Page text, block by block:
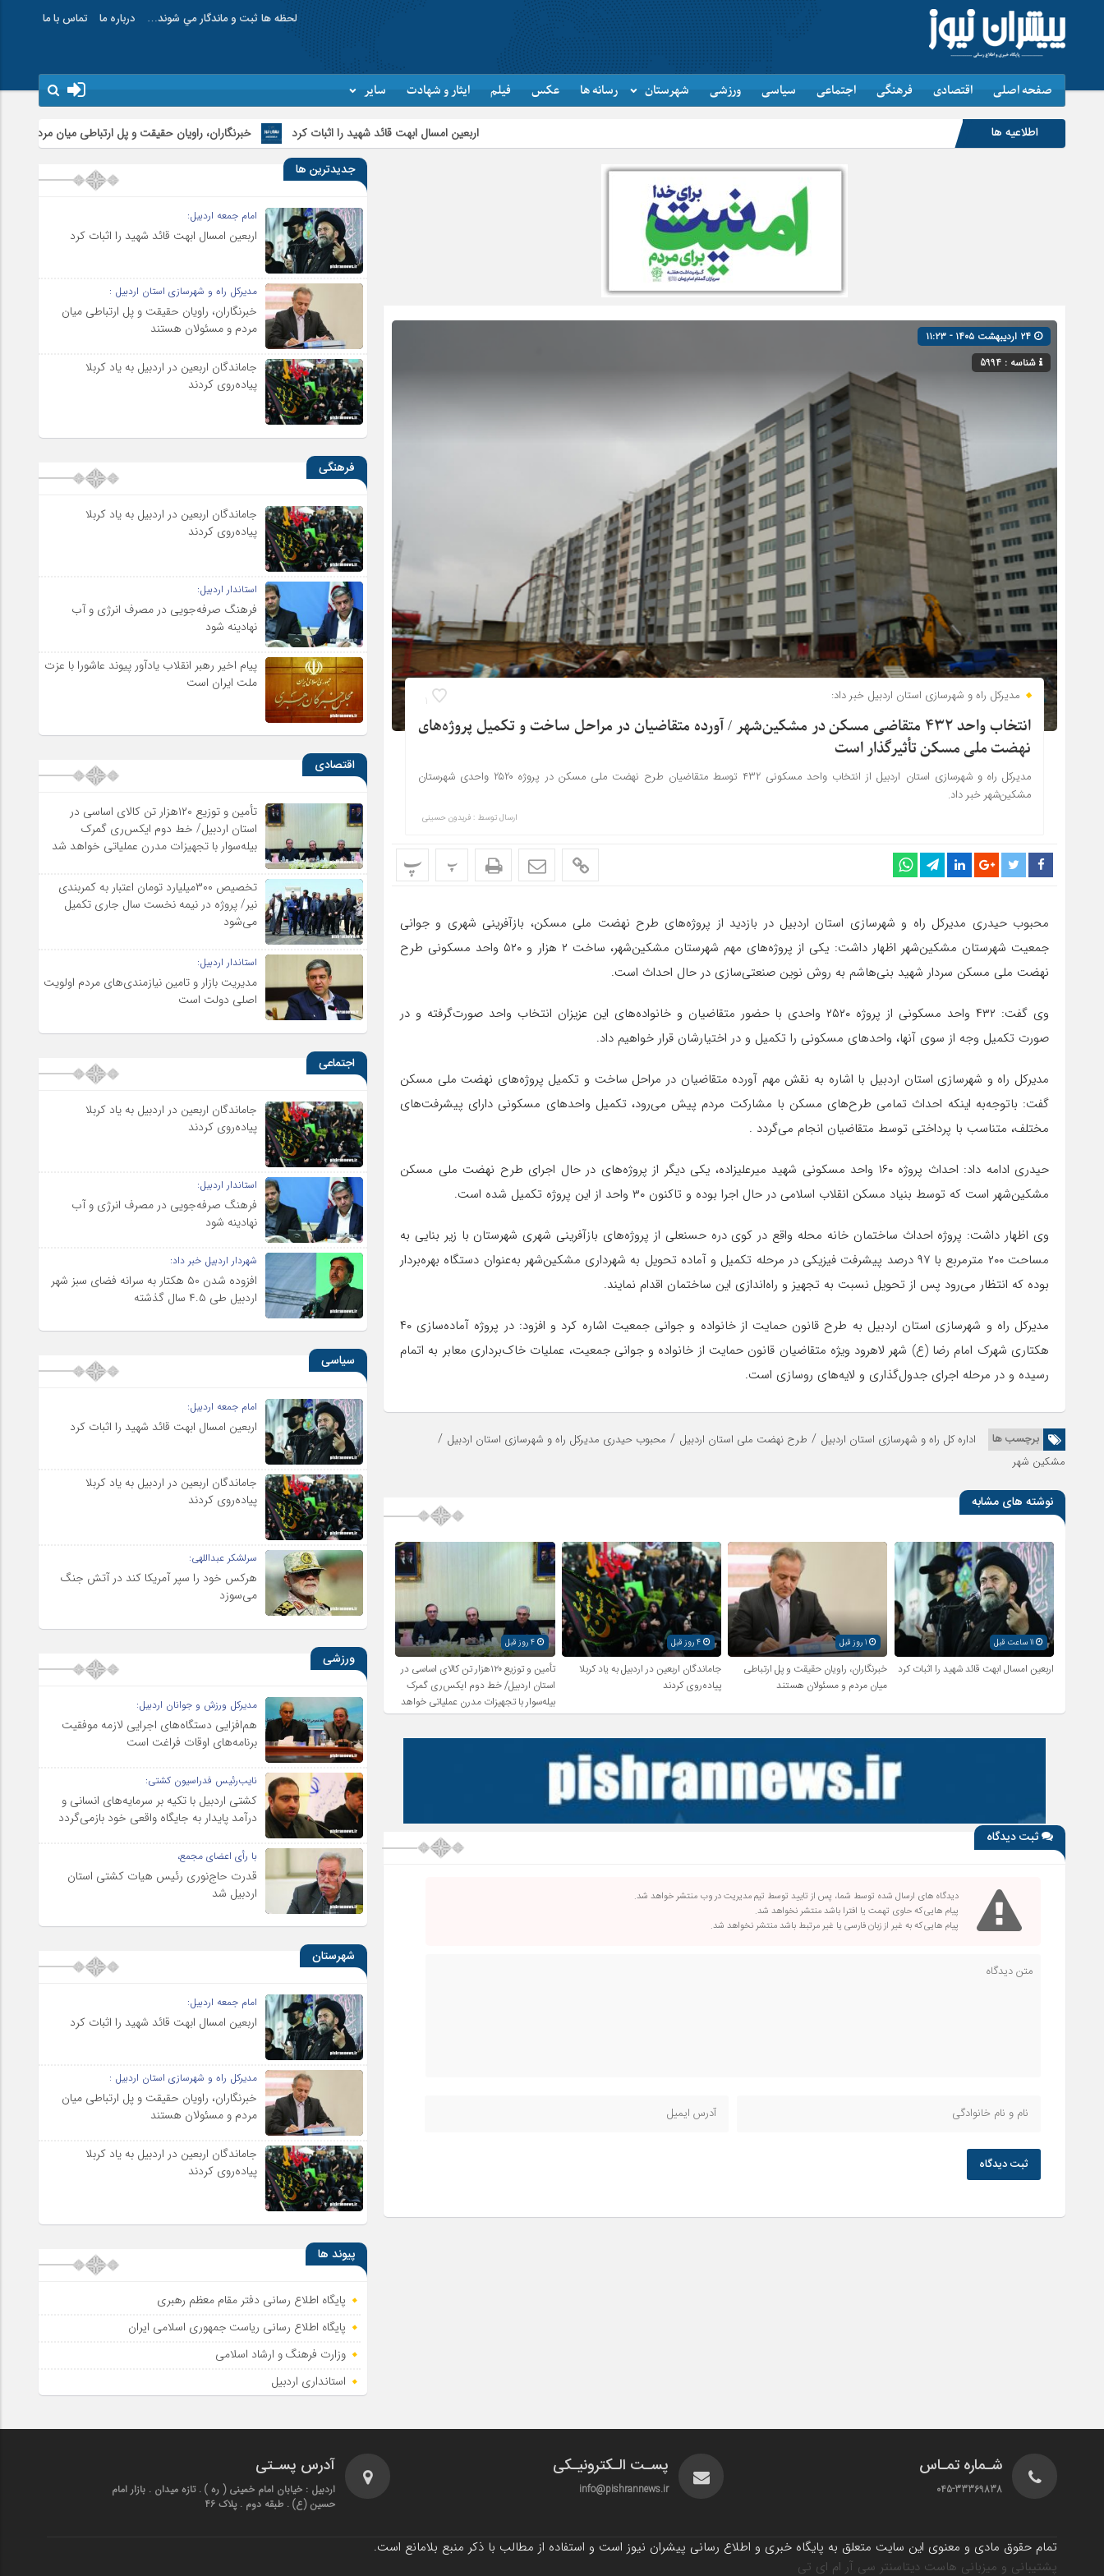
لحظه ها ثبت و ماندگار مي شوند… درباره ما تماس با ما
صفحه اصلی اقتصادی فرهنگی اجتماعی سیاسی ورزشی شهرستان رسانه ها عکس فیلم ایثار و شهادت سایر
اطلاعیه ها اربعین امسال ابهت قائد شهید را اثبات کرد خبرنگاران، راویان حقیقت و پل ارتباطی میان مردم و مسئولان هستند
شناسه : 5994
1 مدیرکل راه و شهرسازی استان اردبیل خبر داد:
انتخاب واحد ۴۳۲ متقاضی مسکن در مشکین‌شهر / آورده متقاضیان در مراحل ساخت و تکمیل پروژه‌های
نهضت ملی مسکن تأثیرگذار است
مدیرکل راه و شهرسازی استان اردبیل از انتخاب واحد مسکونی ۴۳۲ توسط متقاضیان طرح نهضت ملی مسکن در پروژه ۲۵۲۰ واحدی شهرستان
مشکین‌شهر خبر داد.
ارسال توسط : فریدون حسینی
پ پ
محبوب حیدری مدیرکل راه و شهرسازی استان اردبیل در بازدید از پروژه‌های طرح نهضت ملی مسکن، بازآفرینی شهری و جوانی
جمعیت شهرستان مشکین‌شهر اظهار داشت: یکی از پروژه‌های مهم شهرستان مشکین‌شهر، ساخت ۲ هزار و ۵۲۰ واحد مسکونی طرح
نهضت ملی مسکن سردار شهید بنی‌هاشم به روش نوین صنعتی‌سازی در حال احداث است.
وی گفت: ۴۳۲ واحد مسکونی از پروژه ۲۵۲۰ واحدی با حضور متقاضیان و خانواده‌های این عزیزان انتخاب واحد صورت‌گرفته و در
صورت تکمیل وجه از سوی آنها، واحدهای مسکونی را تکمیل و در اختیارشان قرار خواهیم داد.
مدیرکل راه و شهرسازی استان اردبیل با اشاره به نقش مهم آورده متقاضیان در مراحل ساخت و تکمیل پروژه‌های نهضت ملی مسکن
گفت: باتوجه‌به اینکه احداث تمامی طرح‌های مسکن با مشارکت مردم پیش می‌رود، تکمیل واحدهای مسکونی دارای پیشرفت‌های
مختلف، متناسب با پرداختی توسط متقاضیان انجام می‌گردد .
حیدری ادامه داد: احداث پروژه ۱۶۰ واحد مسکونی شهید میرعلیزاده، یکی دیگر از پروژه‌های در حال اجرای طرح نهضت ملی مسکن
مشکین‌شهر است که توسط بنیاد مسکن انقلاب اسلامی در حال اجرا بوده و تاکنون ۳۰ واحد از این پروژه تکمیل شده است.
وی اظهار داشت: پروژه احداث ساختمان خانه محله واقع در کوی دره حسنعلی از پروژه‌های بازآفرینی شهری شهرستان با زیر بنایی به
مساحت ۲۰۰ مترمربع با ۹۷ درصد پیشرفت فیزیکی در مرحله تکمیل و آماده تحویل به شهرداری مشکین‌شهر به‌عنوان دستگاه بهره‌بردار
بوده که انتظار می‌رود پس از تحویل نسبت به تجهیز و راه‌اندازی این ساختمان اقدام نمایند.
مدیرکل راه و شهرسازی استان اردبیل به طرح قانون حمایت از خانواده و جوانی جمعیت اشاره کرد و افزود: در پروژه آماده‌سازی ۴۰
هکتاری شهرک امام رضا (ع) شهر لاهرود ویژه متقاضیان قانون حمایت از خانواده و جوانی جمعیت، عملیات خاک‌برداری معابر به اتمام
رسیده و در مرحله اجرای جدول‌گذاری و لایه‌های روسازی است.
برچسب ها اداره کل راه و شهرسازی استان اردبیل / طرح نهضت ملی استان اردبیل / محبوب حیدری مدیرکل راه و شهرسازی استان اردبیل /
مشکین شهر
نوشته های مشابه
11 ساعت قبل
اربعین امسال ابهت قائد شهید را اثبات کرد
1 روز قبل
خبرنگاران، راویان حقیقت و پل ارتباطی
میان مردم و مسئولان هستند
4 روز قبل
جاماندگان اربعین در اردبیل به یاد کربلا
پیاده‌روی کردند
4 روز قبل
تأمین و توزیع ۱۲۰هزار تن کالای اساسی در
استان اردبیل/ خط دوم ایکس‌ری گمرک
بیله‌سوار با تجهیزات مدرن عملیاتی خواهد
شد
ثبت دیدگاه
دیدگاه های ارسال شده توسط شما، پس از تایید توسط تیم مدیریت در وب منتشر خواهد شد.
پیام هایی که حاوی تهمت یا افترا باشد منتشر نخواهد شد.
پیام هایی که به غیر از زبان فارسی یا غیر مرتبط باشد منتشر نخواهد شد.
ثبت دیدگاه
جدیدترین ها
امام جمعه اردبیل:
اربعین امسال ابهت قائد شهید را اثبات کرد
مدیرکل راه و شهرسازی استان اردبیل :
خبرنگاران، راویان حقیقت و پل ارتباطی میان
مردم و مسئولان هستند
جاماندگان اربعین در اردبیل به یاد کربلا
پیاده‌روی کردند
فرهنگی
جاماندگان اربعین در اردبیل به یاد کربلا
پیاده‌روی کردند
استاندار اردبیل:
فرهنگ صرفه‌جویی در مصرف انرژی و آب
نهادینه شود
پیام اخیر رهبر انقلاب یادآور پیوند عاشورا با عزت
ملت ایران است
اقتصادی
تأمین و توزیع ۱۲۰هزار تن کالای اساسی در
استان اردبیل/ خط دوم ایکس‌ری گمرک
بیله‌سوار با تجهیزات مدرن عملیاتی خواهد شد
تخصیص ۳۰۰میلیارد تومان اعتبار به کمربندی
نیر/ پروژه در نیمه نخست سال جاری تکمیل
می‌شود
استاندار اردبیل:
مدیریت بازار و تامین نیازمندی‌های مردم اولویت‌
اصلی دولت است
اجتماعی
جاماندگان اربعین در اردبیل به یاد کربلا
پیاده‌روی کردند
استاندار اردبیل:
فرهنگ صرفه‌جویی در مصرف انرژی و آب
نهادینه شود
شهردار اردبیل خبر داد:
افزوده شدن ۵۰ هکتار به سرانه فضای سبز شهر
اردبیل طی ۴.۵ سال گذشته
سیاسی
امام جمعه اردبیل:
اربعین امسال ابهت قائد شهید را اثبات کرد
جاماندگان اربعین در اردبیل به یاد کربلا
پیاده‌روی کردند
سرلشکر عبداللهی:
هرکس خود را سپر آمریکا کند در آتش جنگ
می‌سوزد
ورزشی
مدیرکل ورزش و جوانان اردبیل:
هم‌افزایی دستگاه‌های اجرایی لازمه موفقیت
برنامه‌های اوقات فراغت است
نایب‌رئیس فدراسیون کشتی:
کشتی اردبیل با تکیه بر سرمایه‌های انسانی و
درآمد پایدار به جایگاه واقعی خود بازمی‌گردد
با رأی اعضای مجمع،
قدرت حاج‌نوری رئیس هیات کشتی استان
اردبیل شد
شهرستان
امام جمعه اردبیل:
اربعین امسال ابهت قائد شهید را اثبات کرد
مدیرکل راه و شهرسازی استان اردبیل :
خبرنگاران، راویان حقیقت و پل ارتباطی میان
مردم و مسئولان هستند
جاماندگان اربعین در اردبیل به یاد کربلا
پیاده‌روی کردند
پیوند ها
پایگاه اطلاع رسانی دفتر مقام معظم رهبری
پایگاه اطلاع‌ رسانی ریاست‌ جمهوری اسلامی ایران
وزارت فرهنگ و ارشاد اسلامی
استانداری اردبیل
شـماره تمـاس
045-33369838
پسـت الـکترونیـکی
info@pishrannews.ir
آدرس پسـتی
اردبیل : خیابان امام خمینی ( ره ) . تازه میدان . بازار امام
حسین (ع) . طبقه دوم . پلاک 46
تمام حقوق مادی و معنوی این سایت متعلق به پایگاه خبری و اطلاع رسانی پیشران نیوز است و استفاده از مطالب با ذکر منبع بلامانع است.
پشتیبانی و میزبانی هاست دیتاسنتر سی آر ام ای تی